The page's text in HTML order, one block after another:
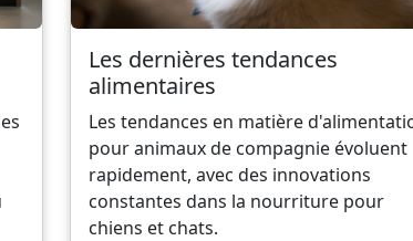
Les dernières tendances
alimentaires
Les tendances en matière
pour animaux de compagnie évoluent
rapidement, avec des innovations
constantes dans la nourriture pour
chiens et chats.